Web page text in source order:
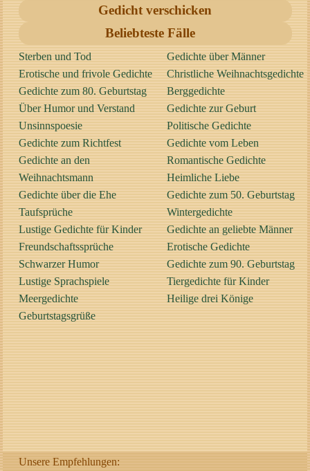
Gedicht verschicken
Beliebteste Fälle
Sterben und Tod
Erotische und frivole Gedichte
Gedichte zum 80. Geburtstag
Über Humor und Verstand
Unsinnspoesie
Gedichte zum Richtfest
Gedichte an den
Weihnachtsmann
Gedichte über die Ehe
Taufsprüche
Lustige Gedichte für Kinder
Freundschaftssprüche
Schwarzer Humor
Lustige Sprachspiele
Meergedichte
Geburtstagsgrüße
Gedichte über Männer
Christliche Weihnachtsgedichte
Berggedichte
Gedichte zur Geburt
Politische Gedichte
Gedichte vom Leben
Romantische Gedichte
Heimliche Liebe
Gedichte zum 50. Geburtstag
Wintergedichte
Gedichte an geliebte Männer
Erotische Gedichte
Gedichte zum 90. Geburtstag
Tiergedichte für Kinder
Heilige drei Könige
Unsere Empfehlungen: